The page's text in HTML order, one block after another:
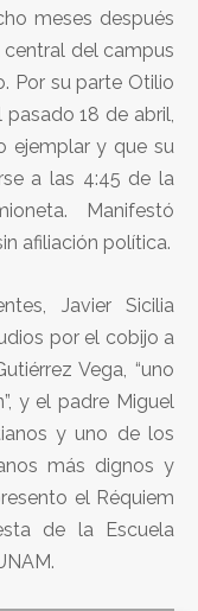
meses después
del campus
Por su parte Otilio
18 de abril,
ejemplar y que su
a las 4:45 de la
Manifestó
afiliación política.
Javier Sicilia
por el cobijo a
Vega, “uno
y el padre Miguel
y uno de los
más dignos y
el Réquiem
de la Escuela